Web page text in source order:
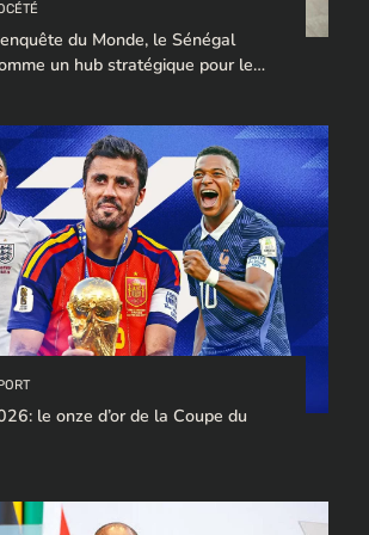
du Monde, le Sénégal
un hub stratégique pour le
le onze d’or de la Coupe du